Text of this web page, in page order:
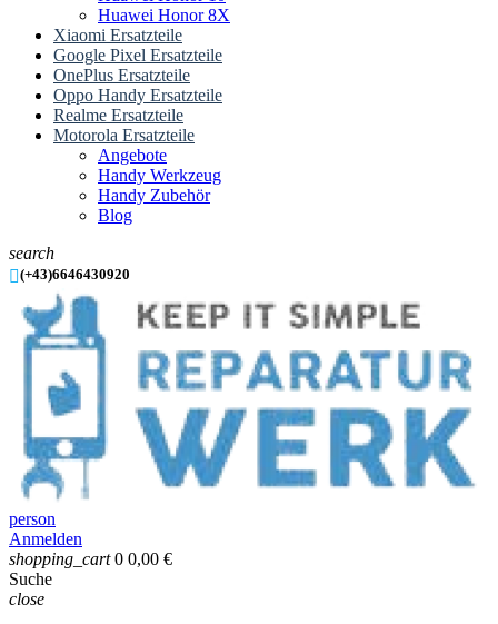
Huawei Honor 8X
Xiaomi Ersatzteile
Google Pixel Ersatzteile
OnePlus Ersatzteile
Oppo Handy Ersatzteile
Realme Ersatzteile
Motorola Ersatzteile
Angebote
Handy Werkzeug
Handy Zubehör
Blog
search
(+43)6646430920
person
Anmelden
shopping_cart 0 0,00 €
Suche
close